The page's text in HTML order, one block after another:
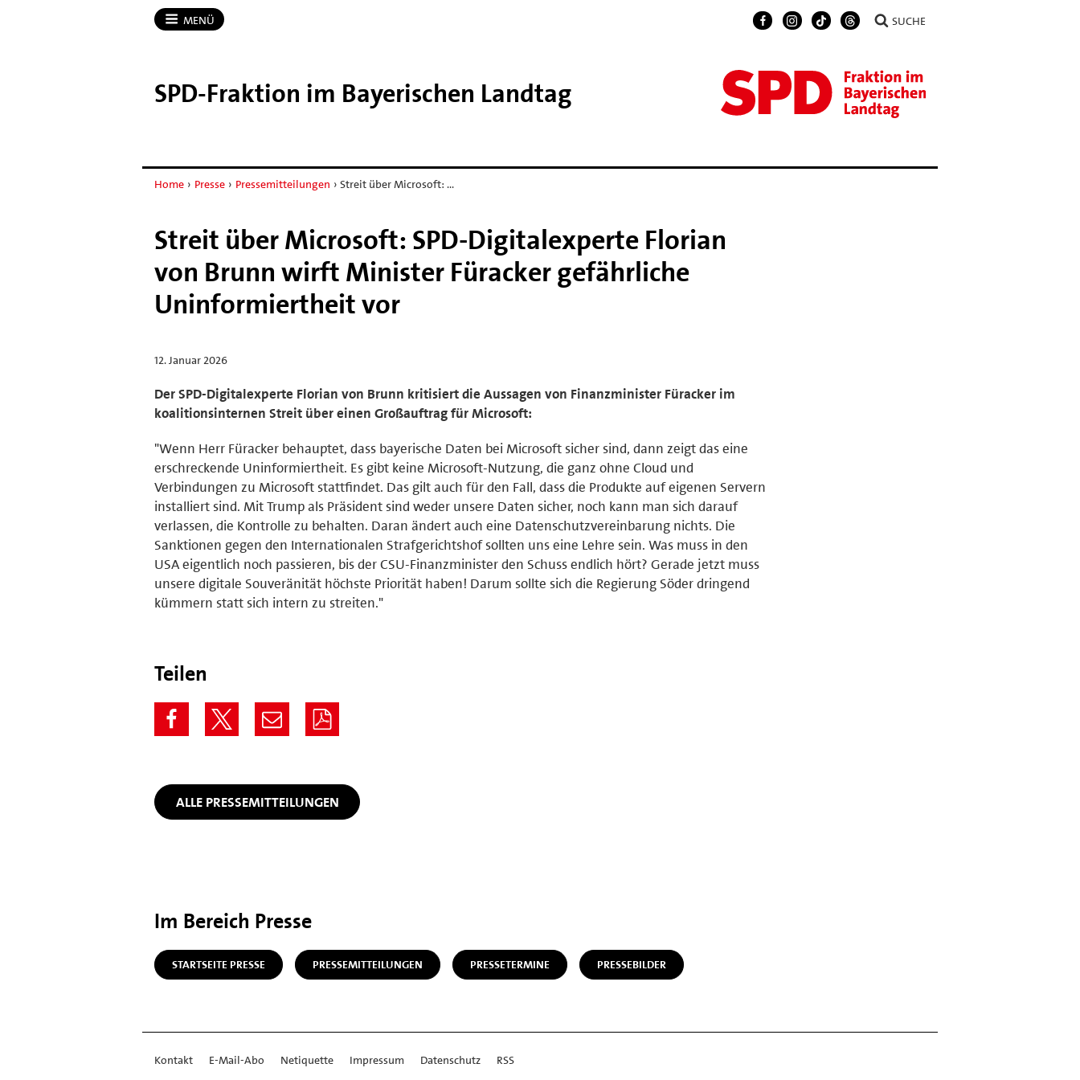
MENÜ SUCHE
SPD-​Fraktion im Bayerischen Landtag
Home › Presse › Pressemitteilungen › Streit über Microsoft: …
Streit über Microsoft: SPD-Digitalexperte Florian
von Brunn wirft Minister Füracker gefährliche
Uninformiertheit vor
12. Januar 2026
Der SPD-Digitalexperte Florian von Brunn kritisiert die Aussagen von Finanzminister Füracker im
koalitionsinternen Streit über einen Großauftrag für Microsoft:
"Wenn Herr Füracker behauptet, dass bayerische Daten bei Microsoft sicher sind, dann zeigt das eine
erschreckende Uninformiertheit. Es gibt keine Microsoft-Nutzung, die ganz ohne Cloud und
Verbindungen zu Microsoft stattfindet. Das gilt auch für den Fall, dass die Produkte auf eigenen Servern
installiert sind. Mit Trump als Präsident sind weder unsere Daten sicher, noch kann man sich darauf
verlassen, die Kontrolle zu behalten. Daran ändert auch eine Datenschutzvereinbarung nichts. Die
Sanktionen gegen den Internationalen Strafgerichtshof sollten uns eine Lehre sein. Was muss in den
USA eigentlich noch passieren, bis der CSU-Finanzminister den Schuss endlich hört? Gerade jetzt muss
unsere digitale Souveränität höchste Priorität haben! Darum sollte sich die Regierung Söder dringend
kümmern statt sich intern zu streiten."
Teilen
ALLE PRESSEMITTEILUNGEN
Im Bereich Presse
STARTSEITE PRESSE PRESSEMITTEILUNGEN PRESSETERMINE PRESSEBILDER
Kontakt E-Mail-Abo Netiquette Impressum Datenschutz RSS